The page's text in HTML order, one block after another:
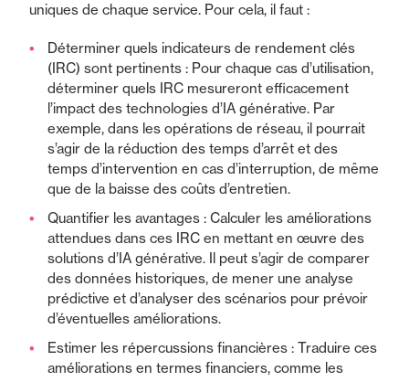
uniques de chaque service. Pour cela, il faut :
Déterminer quels indicateurs de rendement clés
(IRC) sont pertinents : Pour chaque cas d’utilisation,
déterminer quels IRC mesureront efficacement
l’impact des technologies d’IA générative. Par
exemple, dans les opérations de réseau, il pourrait
s’agir de la réduction des temps d’arrêt et des
temps d’intervention en cas d’interruption, de même
que de la baisse des coûts d’entretien.
Quantifier les avantages : Calculer les améliorations
attendues dans ces IRC en mettant en œuvre des
solutions d’IA générative. Il peut s’agir de comparer
des données historiques, de mener une analyse
prédictive et d’analyser des scénarios pour prévoir
d’éventuelles améliorations.
Estimer les répercussions financières : Traduire ces
améliorations en termes financiers, comme les